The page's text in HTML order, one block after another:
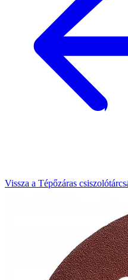
Vissza a Tépőzáras